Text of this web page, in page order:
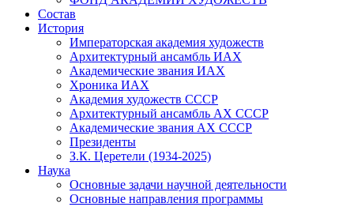
Состав
История
Императорская академия художеств
Архитектурный ансамбль ИАХ
Академические звания ИАХ
Хроника ИАХ
Академия художеств СССР
Архитектурный ансамбль АХ СССР
Академические звания АХ СССР
Президенты
З.К. Церетели (1934-2025)
Наука
Основные задачи научной деятельности
Основные направления программы